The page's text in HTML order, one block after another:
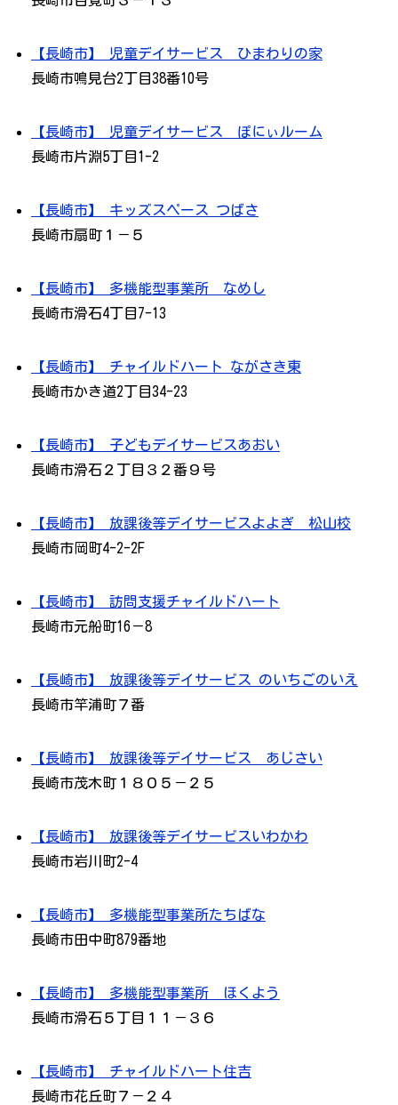
【長崎市】 児童デイサービス ひまわりの家
長崎市鳴見台2丁目38番10号
【長崎市】 児童デイサービス ぽにぃルーム
長崎市片淵5丁目1-2
【長崎市】 キッズスペース つばさ
長崎市扇町１－５
【長崎市】 多機能型事業所 なめし
長崎市滑石4丁目7-13
【長崎市】 チャイルドハート ながさき東
長崎市かき道2丁目34-23
【長崎市】 子どもデイサービスあおい
長崎市滑石２丁目３２番９号
【長崎市】 放課後等デイサービスよよぎ 松山校
長崎市岡町4-2-2F
【長崎市】 訪問支援チャイルドハート
長崎市元船町16－8
【長崎市】 放課後等デイサービス のいちごのいえ
長崎市竿浦町７番
【長崎市】 放課後等デイサービス あじさい
長崎市茂木町１８０５－２５
【長崎市】 放課後等デイサービスいわかわ
長崎市岩川町2-4
【長崎市】 多機能型事業所たちばな
長崎市田中町879番地
【長崎市】 多機能型事業所 ほくよう
長崎市滑石５丁目１１－３６
【長崎市】 チャイルドハート住吉
長崎市花丘町７－２４